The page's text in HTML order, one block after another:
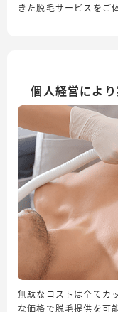
きた脱毛サービスをご
個人経営によ
無駄なコストは全てカ
な価格で脱毛提供を可